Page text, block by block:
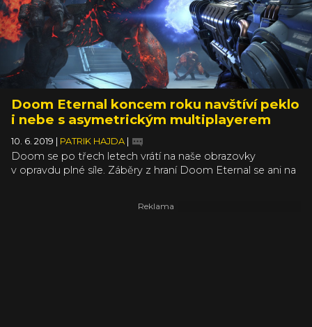
Doom Eternal koncem roku navštíví peklo
i nebe s asymetrickým multiplayerem
10. 6. 2019 PATRIK HAJDA
Doom se po třech letech vrátí na naše obrazovky
v opravdu plné síle. Záběry z hraní Doom Eternal se ani na
démony (a možná i anděly), které se na něj valí ze všech